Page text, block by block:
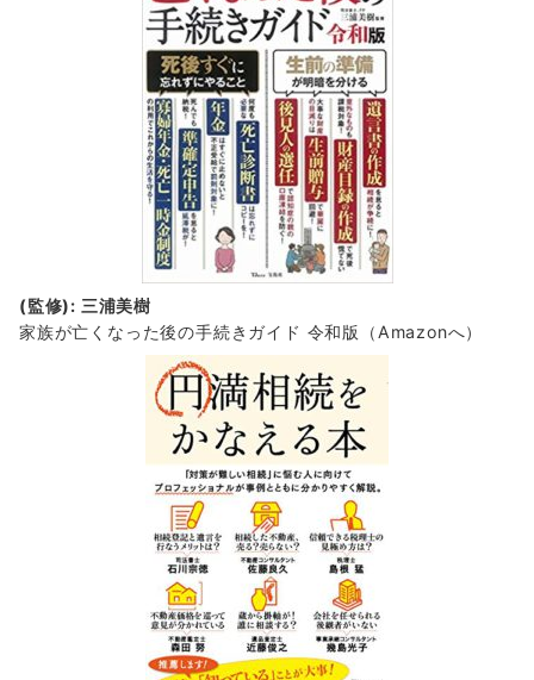
(監修): 三浦美樹
家族が亡くなった後の手続きガイド 令和版（Amazonへ）